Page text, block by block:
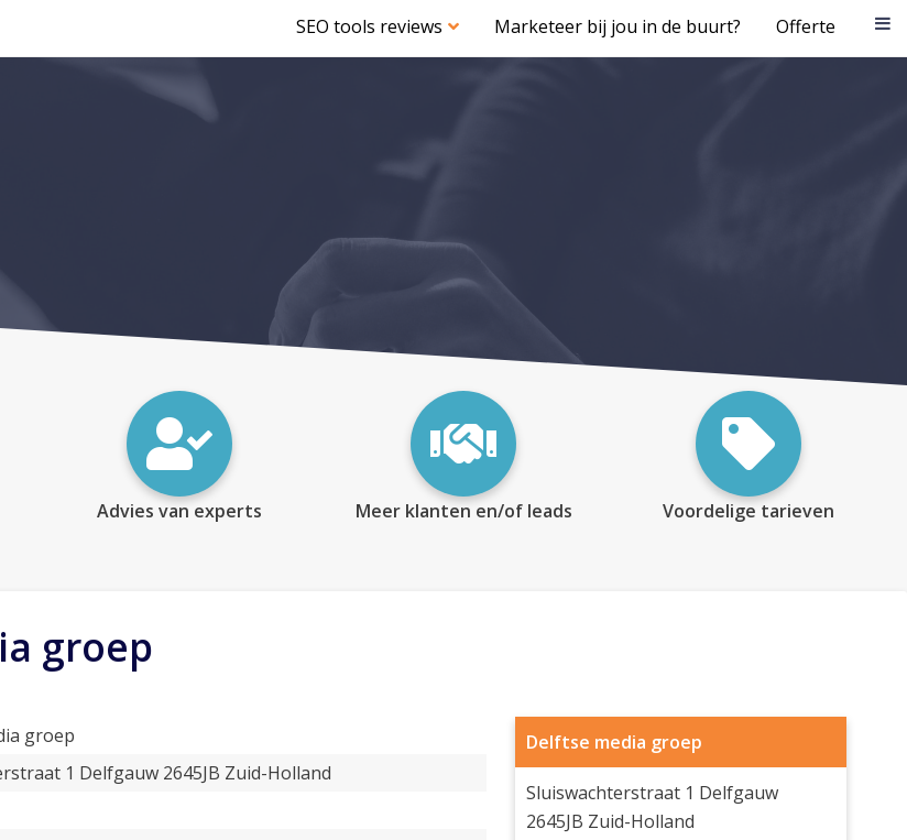
SEO tools reviews Marketeer bij jou in de buurt? Offerte
Advies van experts Meer klanten en/of leads Voordelige tarieven
groep
groep
1 Delfgauw 2645JB Zuid-Holland
Delftse media groep
Sluiswachterstraat 1 Delfgauw
2645JB Zuid-Holland